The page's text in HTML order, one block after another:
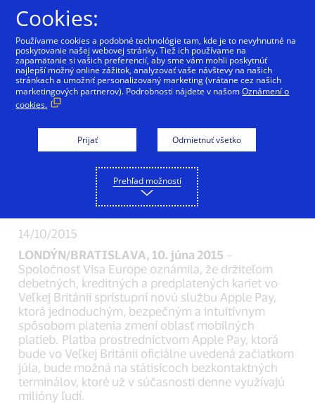
Od júla bude služba
Apple Pay k dispozícii
miliónom držiteľov
kariet Visa vo Veľkej
Británii
14/10/2015
LONDÝN/BRATISLAVA, 10. júna 2015 –
Spoločnosť Visa Europe oznámila, že držiteľom
debetných, kreditných a predplatených kariet vo
Veľkej Británii sprístupní novú službu Apple Pay,
ktorá jednoduchým, bezpečným a intuitívnym
spôsobom platenia zmení oblasť mobilných
platieb. Platba prostredníctvom Apple Pay, ktorá
bude vo Veľkej Británii oficiálne uvedená začiatkom
júla, bude možná na státisícoch bezkontaktných
terminálov, ktoré už v súčasnosti denne využívajú
milióny ľudí.
Cookies:
Používame cookies a podobné technológie tam, kde je to nevyhnutné na
poskytovanie našej webovej stránky. Tiež ich používame na
zapamätanie si vašich preferencií, aby sme vám mohli poskytnúť
najlepší možný online zážitok, analyzovať vaše návštevy na našich
stránkach a umožniť personalizovaný marketing (vrátane cez našich
marketingových partnerov). Podrobnosti nájdete v našomOznámení o
cookies.
Prijať Odmietnuť všetko
Prehľad možností